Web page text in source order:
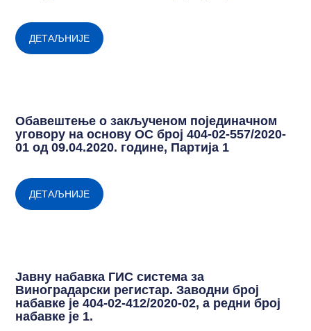
ДЕТАЉНИЈЕ
Обавештење о закљученом појединачном
уговору на основу ОС број 404-02-557/2020-
01 од 09.04.2020. године, Партија 1
ДЕТАЉНИЈЕ
Јавну набавка ГИС система за
Виноградарски регистар. Заводни број
набавке је 404-02-412/2020-02, а редни број
набавке је 1.